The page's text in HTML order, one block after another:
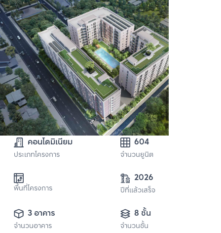
คอนโดมิเนียม
ประเภทโครงการ
604
จำนวนยูนิต
พื้นที่โครงการ
2026
ปีที่แล้วเสร็จ
3 อาคาร
จำนวนอาคาร
8 ชั้น
จำนวนชั้น